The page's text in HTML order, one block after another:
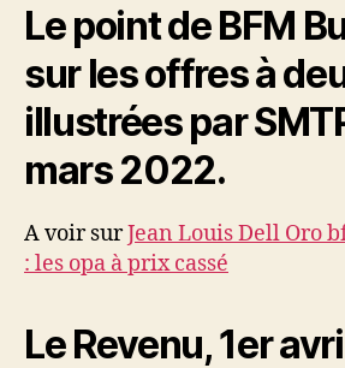
Le point de BFM
sur les offres à
illustrées par
mars 2022.
A voir surJean Louis Dell Oro
: les opa à prix cassé
Le Revenu, 1er